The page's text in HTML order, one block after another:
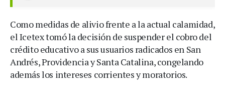
Como medidas de alivio frente a la actual calamidad,
el Icetex tomó la decisión de suspender el cobro del
crédito educativo a sus usuarios radicados en San
Andrés, Providencia y Santa Catalina, congelando
además los intereses corrientes y moratorios.